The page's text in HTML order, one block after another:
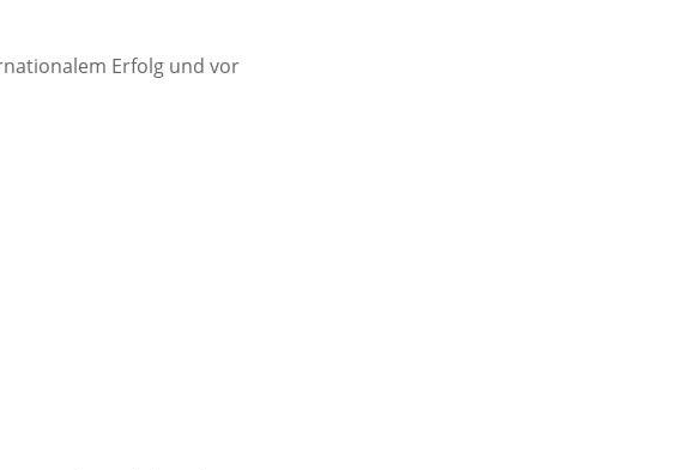
Erfolg und vor